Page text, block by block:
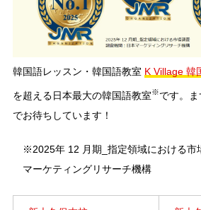
韓国語レッスン・韓国語教室 K Village 韓
を超える日本最大の韓国語教室※です。
でお待ちしています！
※2025年 12 月期_指定領域における市
マーケティングリサーチ機構